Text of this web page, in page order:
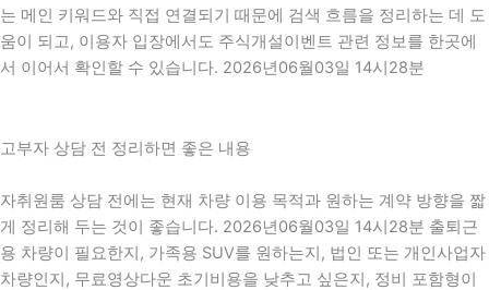
는 메인 키워드와 직접 연결되기 때문에 검색 흐름을 정리하는 데 도
움이 되고, 이용자 입장에서도 주식개설이벤트 관련 정보를 한곳에
서 이어서 확인할 수 있습니다. 2026년06월03일 14시28분
고부자 상담 전 정리하면 좋은 내용
자취원룸 상담 전에는 현재 차량 이용 목적과 원하는 계약 방향을 짧
게 정리해 두는 것이 좋습니다. 2026년06월03일 14시28분 출퇴근
용 차량이 필요한지, 가족용 SUV를 원하는지, 법인 또는 개인사업자
차량인지, 무료영상다운 초기비용을 낮추고 싶은지, 정비 포함형이